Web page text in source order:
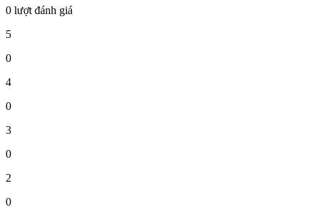
0 lượt đánh giá
5
0
4
0
3
0
2
0